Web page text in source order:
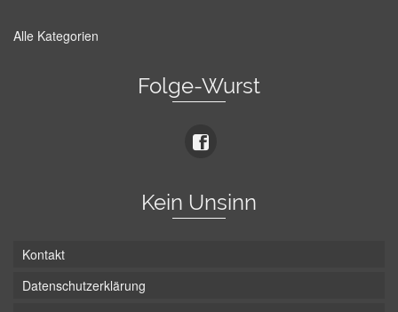
Alle Kategorien
Folge-Wurst
Kein Unsinn
Kontakt
Datenschutzerklärung